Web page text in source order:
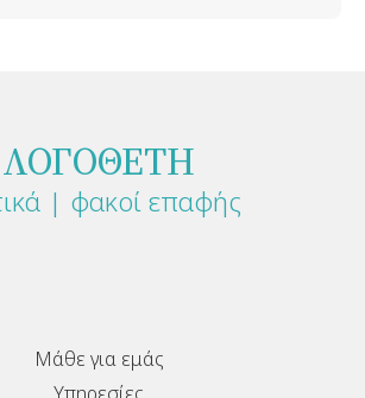
ΛΟΓΟΘΕΤΗ
| φακοί επαφής
Μάθε για εμάς